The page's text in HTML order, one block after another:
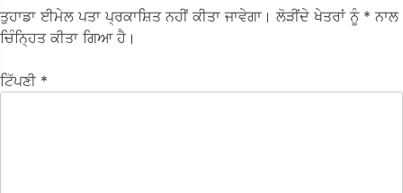
ਤੁਹਾਡਾ ਈਮੇਲ ਪਤਾ ਪ੍ਰਕਾਸ਼ਿਤ ਨਹੀਂ ਕੀਤਾ ਜਾਵੇਗਾ। ਲੋੜੀਂਦੇ ਖੇਤਰਾਂ ਨੂੰ * ਨਾਲ
ਚਿੰਨ੍ਹਿਤ ਕੀਤਾ ਗਿਆ ਹੈ।
ਟਿੱਪਣੀ *